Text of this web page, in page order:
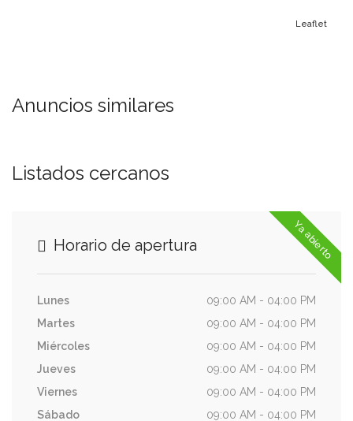
Leaflet
Anuncios similares
Listados cercanos
Ya abierto
Horario de apertura
Lunes
09:00 AM - 04:00 PM
Martes
09:00 AM - 04:00 PM
Miércoles
09:00 AM - 04:00 PM
Jueves
09:00 AM - 04:00 PM
Viernes
09:00 AM - 04:00 PM
Sábado
09:00 AM - 04:00 PM